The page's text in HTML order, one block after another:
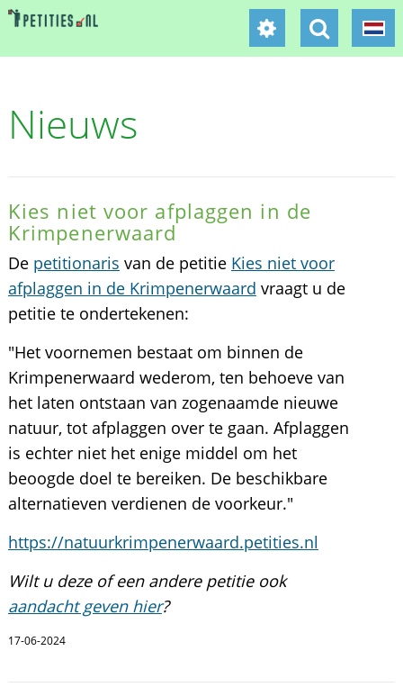
Nieuws
Kies niet voor afplaggen in de
Krimpenerwaard
De petitionaris van de petitie Kies niet voor
afplaggen in de Krimpenerwaard vraagt u de
petitie te ondertekenen:
"Het voornemen bestaat om binnen de
Krimpenerwaard wederom, ten behoeve van
het laten ontstaan van zogenaamde nieuwe
natuur, tot afplaggen over te gaan. Afplaggen
is echter niet het enige middel om het
beoogde doel te bereiken. De beschikbare
alternatieven verdienen de voorkeur."
https://natuurkrimpenerwaard.petities.nl
Wilt u deze of een andere petitie ook
aandacht geven hier?
17-06-2024